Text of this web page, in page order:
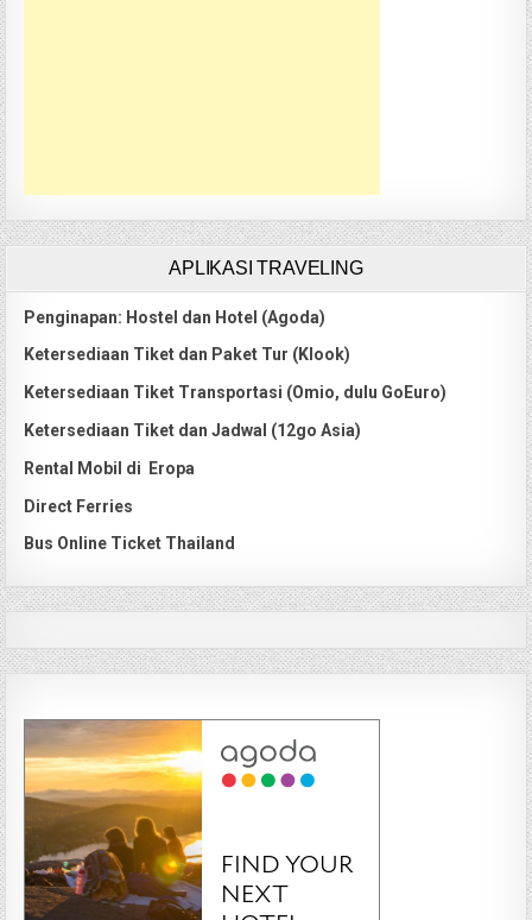
APLIKASI TRAVELING
Penginapan: Hostel dan Hotel (Agoda)
Ketersediaan Tiket dan Paket Tur (Klook)
Ketersediaan Tiket Transportasi (Omio, dulu GoEuro)
Ketersediaan Tiket dan Jadwal (12go Asia)
Rental Mobil di Eropa
Direct Ferries
Bus Online Ticket Thailand